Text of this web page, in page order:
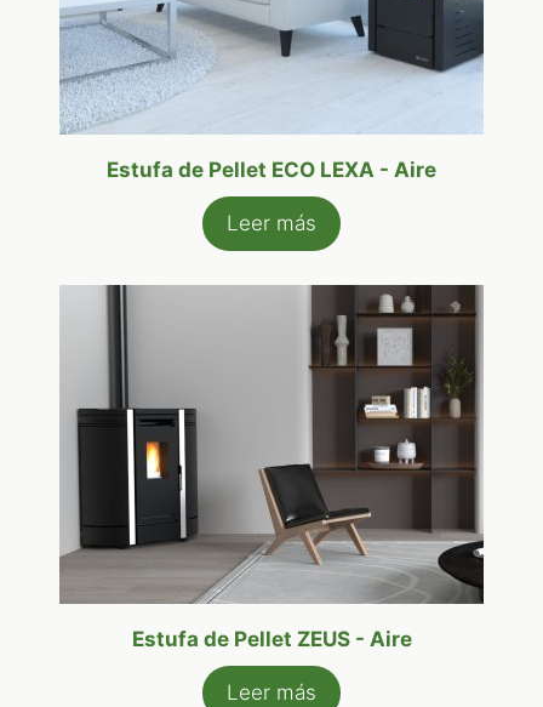
Estufa de Pellet ECO LEXA - Aire
Leer más
Estufa de Pellet ZEUS - Aire
Leer más